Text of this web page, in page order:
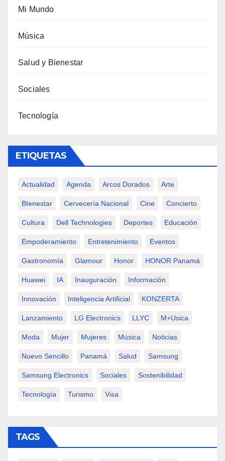
Mi Mundo
Música
Salud y Bienestar
Sociales
Tecnología
ETIQUETAS
Actualidad Agenda Arcos Dorados Arte
BIenestar Cervecería Nacional Cine Concierto
Cultura Dell Technologies Deportes Educación
Empoderamiento Entretenimiento Eventos
Gastronomía Glamour Honor HONOR Panamá
Huawei IA Inauguración Información
Innovación Inteligencia Artificial KONZERTA
Lanzamiento LG Electronics LLYC M+usica
Moda Mujer Mujeres Música Noticias
Nuevo Sencillo Panamá Salud Samsung
Samsung Electronics Sociales Sostenibilidad
Tecnología Turismo Visa
TAGS